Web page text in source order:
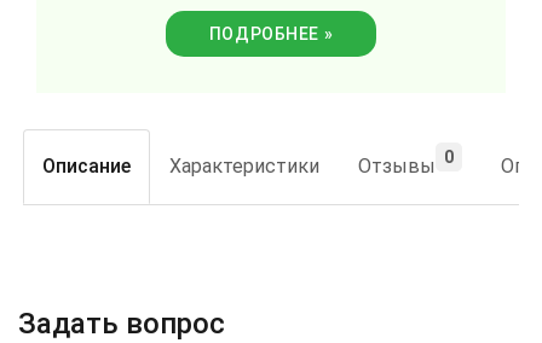
ПОДРОБНЕЕ »
Описание Характеристики Отзывы 0
Задать вопрос